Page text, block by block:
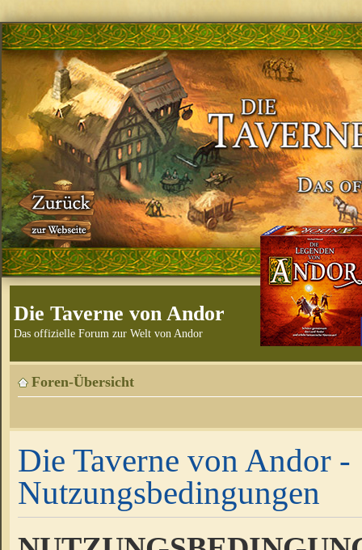
Die Taverne von Andor
Das offizielle Forum zur Welt von Andor
Foren-Übersicht
Die Taverne von Andor -
Nutzungsbedingungen